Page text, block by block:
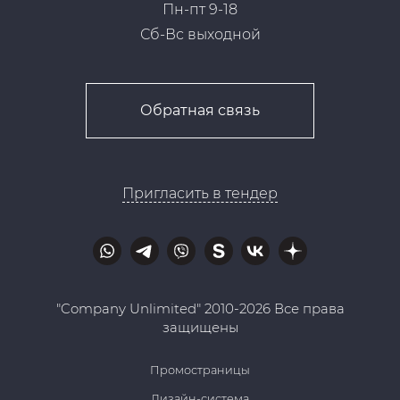
Пн-пт 9-18
Сб-Вс выходной
Обратная связь
Пригласить в тендер
"Company Unlimited" 2010-2026 Все права
защищены
Промостраницы